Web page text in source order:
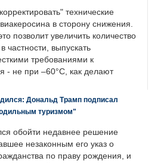
технические
в сторону снижения.
позволит увеличить количество
частности, выпускать
требованиями к
- не при –60°C, как делают
Дональд Трамп подписал
туризмом"
обойти недавнее решение
незаконным его указ о
по праву рождения, и